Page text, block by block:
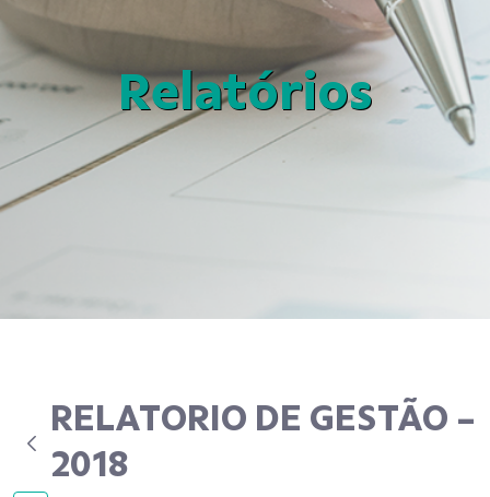
Relatórios
RELATORIO DE GESTÃO -
2018